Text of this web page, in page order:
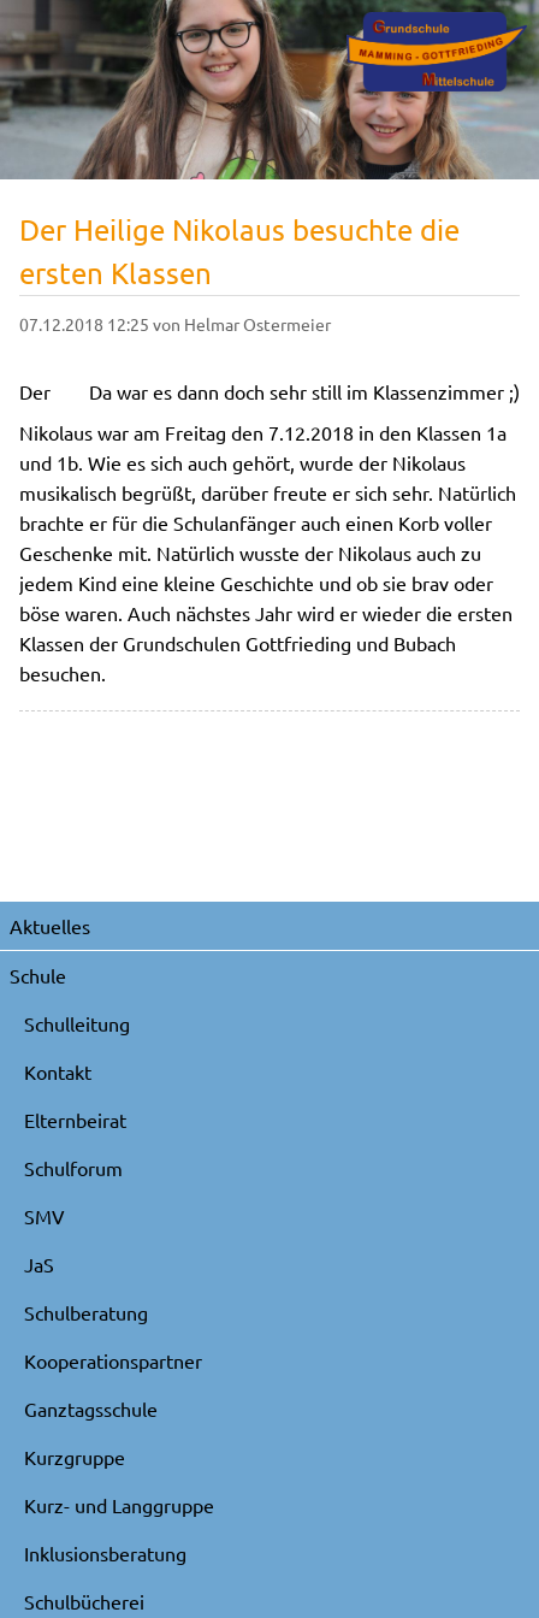
Der Heilige Nikolaus besuchte die
ersten Klassen
07.12.2018 12:25 von Helmar Ostermeier
Da war es dann doch sehr still im Klassenzimmer ;)
Der
Nikolaus war am Freitag den 7.12.2018 in den Klassen 1a
und 1b. Wie es sich auch gehört, wurde der Nikolaus
musikalisch begrüßt, darüber freute er sich sehr. Natürlich
brachte er für die Schulanfänger auch einen Korb voller
Geschenke mit. Natürlich wusste der Nikolaus auch zu
jedem Kind eine kleine Geschichte und ob sie brav oder
böse waren. Auch nächstes Jahr wird er wieder die ersten
Klassen der Grundschulen Gottfrieding und Bubach
besuchen.
Navigation
überspringen
Aktuelles
Schule
Schulleitung
Kontakt
Elternbeirat
Schulforum
SMV
JaS
Schulberatung
Kooperationspartner
Ganztagsschule
Kurzgruppe
Kurz- und Langgruppe
Inklusionsberatung
Schulbücherei